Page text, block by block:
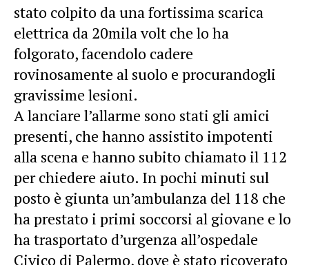
stato colpito da una fortissima scarica
elettrica da 20mila volt che lo ha
folgorato, facendolo cadere
rovinosamente al suolo e procurandogli
gravissime lesioni.
A lanciare l’allarme sono stati gli amici
presenti, che hanno assistito impotenti
alla scena e hanno subito chiamato il 112
per chiedere aiuto. In pochi minuti sul
posto è giunta un’ambulanza del 118 che
ha prestato i primi soccorsi al giovane e lo
ha trasportato d’urgenza all’ospedale
Civico di Palermo, dove è stato ricoverato